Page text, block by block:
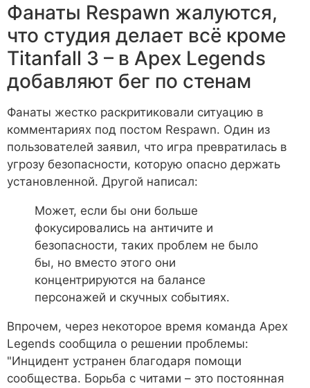
Фанаты Respawn жалуются,
что студия делает всё кроме
Titanfall 3 – в Apex Legends
добавляют бег по стенам
Фанаты жестко раскритиковали ситуацию в
комментариях под постом Respawn. Один из
пользователей заявил, что игра превратилась в
угрозу безопасности, которую опасно держать
установленной. Другой написал:
Может, если бы они больше
фокусировались на античите и
безопасности, таких проблем не было
бы, но вместо этого они
концентрируются на балансе
персонажей и скучных событиях.
Впрочем, через некоторое время команда Apex
Legends сообщила о решении проблемы:
"Инцидент устранен благодаря помощи
сообщества. Борьба с читами – это постоянная